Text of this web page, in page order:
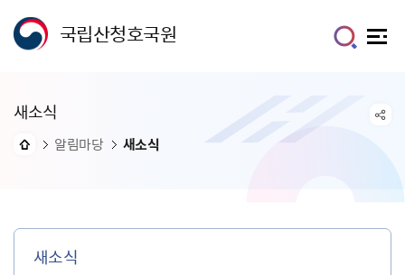
국립산청호국원
새소식
알림마당 새소식
새소식